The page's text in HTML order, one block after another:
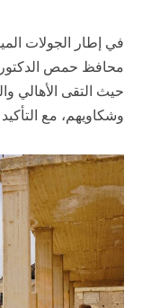
في إطار الجولات
محافظ حمص الدكتور
حيث التقى الأهالي
وشكاويهم، مع